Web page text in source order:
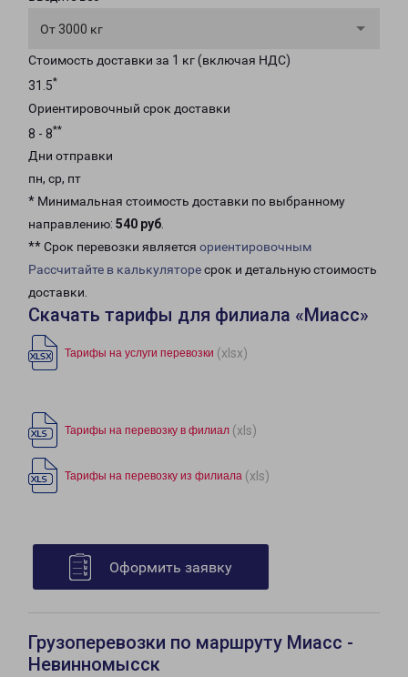
От 3000 кг
Стоимость доставки за 1 кг (включая НДС)
31.5*
Ориентировочный срок доставки
8 - 8**
Дни отправки
пн, ср, пт
* Минимальная стоимость доставки по выбранному
направлению: 540 руб.
** Срок перевозки является ориентировочным
Рассчитайте в калькуляторесрок и детальную стоимость
доставки.
Скачать тарифы для филиала «Миасс»
Тарифы на услуги перевозки (xlsx)
Тарифы на перевозку в филиал (xls)
Тарифы на перевозку из филиала (xls)
Оформить заявку
Грузоперевозки по маршруту Миасс -
Невинномысск